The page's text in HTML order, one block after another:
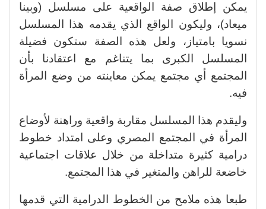
يمكن إطلاق صفة الواقعية على مسلسل (وبينا
ميعاد)، وليكون الواقع الذي يقدمه هذا المسلسل
نسويا بامتياز، ولعل هذه الصفة ستكون فضيلة
المسلسل الكبرى بما يتناغم مع اعتقادنا بأن
المجتمع أي مجتمع يمكن معاينته من وضع المرأة
فيه.
وليقدم هذا المسلسل مقاربة واقعية وراهنة لأوضاع
المرأة في المجتمع المصري وعلى امتداد خطوط
درامية كثيرة متداخلة من خلال علاقات اجتماعية
خاضعة للراهن والمتغير في هذا المجتمع.
طبعا هذه ملامح من الخطوط الدرامية التي قدمها